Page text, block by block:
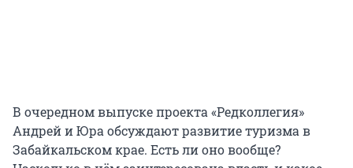
В очередном выпуске проекта «Редколлегия»
Андрей и Юра обсуждают развитие туризма в
Забайкальском крае. Есть ли оно вообще?